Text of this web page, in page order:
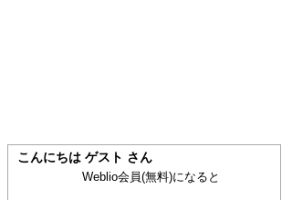
こんにちは ゲスト さん
Weblio会員(無料)になると